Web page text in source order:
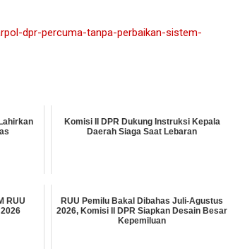
dpr-percuma-tanpa-perbaikan-sistem-
Komisi II DPR Dukung Instruksi Kepala
Daerah Siaga Saat Lebaran
RUU
RUU Pemilu Bakal Dibahas Juli-Agustus
2026, Komisi II DPR Siapkan Desain Besar
Kepemiluan